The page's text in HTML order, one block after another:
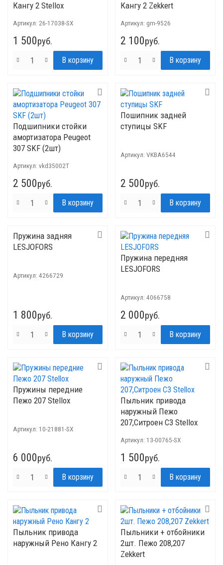
Кангу 2 Stellox
Артикул: 26-17038-SX
1 500руб.
Кангу 2 Zekkert
Артикул: gm-9526
2 100руб.
Подшипники стойки
амортизатора Peugeot
307 SKF (2шт)
Артикул: vkd35002T
2 500руб.
Пошипник задней
ступицы SKF
Артикул: VKBA6544
2 500руб.
Пружина задняя
LESJOFORS
Артикул: 4266729
1 800руб.
Пружина передняя
LESJOFORS
Артикул: 4066758
2 000руб.
Пружины передние
Пежо 207 Stellox
Артикул: 10-21881-SX
6 000руб.
Пыльник привода
наружный Пежо
207,Ситроен С3 Stellox
Артикул: 13-00765-SX
1 500руб.
Пыльник привода
наружный Рено Кангу 2
Пыльники + отбойники
2шт. Пежо 208,207
Zekkert